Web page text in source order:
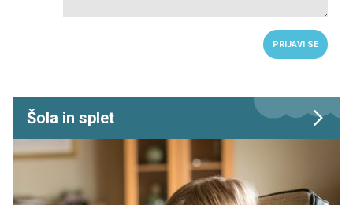
PRIJAVI SE
Šola in splet